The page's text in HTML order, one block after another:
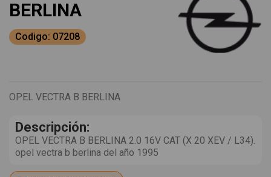
BERLINA
Codigo: 07208
OPEL VECTRA B BERLINA
Descripción:
OPEL VECTRA B BERLINA 2.0 16V CAT (X 20 XEV / L34).
opel vectra b berlina del año 1995